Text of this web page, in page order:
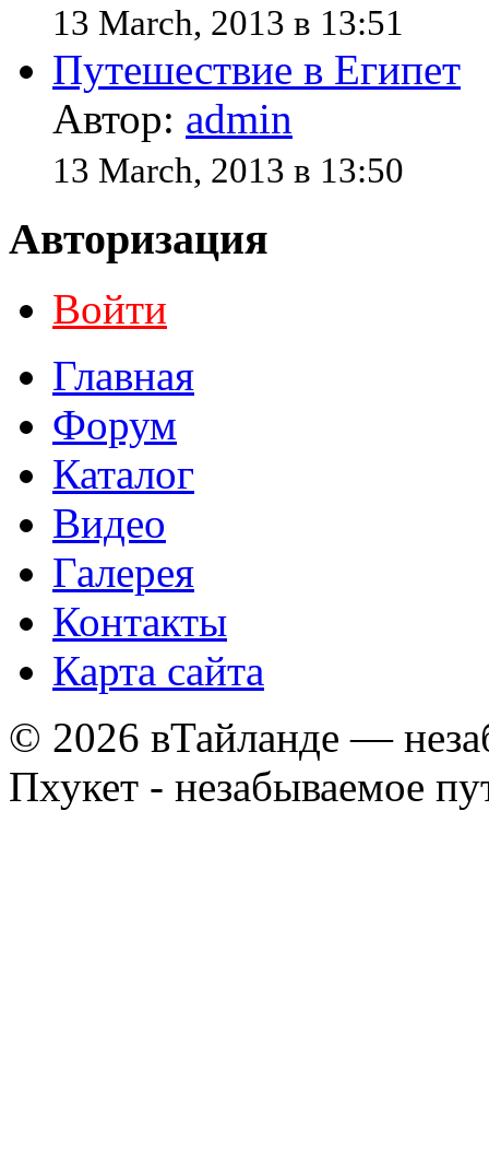
13 March, 2013 в 13:51
Путешествие в Египет
Автор: admin
13 March, 2013 в 13:50
Авторизация
Войти
Главная
Форум
Каталог
Видео
Галерея
Контакты
Карта сайта
© 2026 вТайланде —
Пхукет - незабываемое